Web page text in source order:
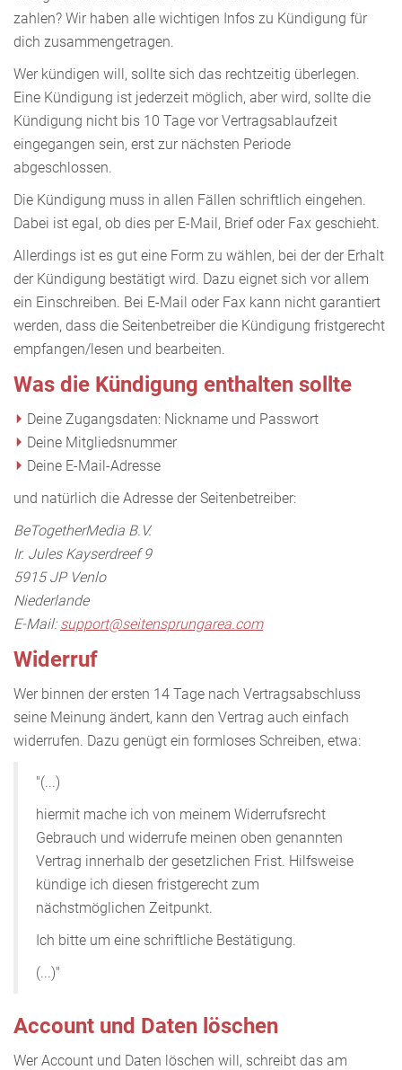
zahlen? Wir haben alle wichtigen Infos zu Kündigung für
dich zusammengetragen.
Wer kündigen will, sollte sich das rechtzeitig überlegen.
Eine Kündigung ist jederzeit möglich, aber wird, sollte die
Kündigung nicht bis 10 Tage vor Vertragsablaufzeit
eingegangen sein, erst zur nächsten Periode
abgeschlossen.
Die Kündigung muss in allen Fällen schriftlich eingehen.
Dabei ist egal, ob dies per E-Mail, Brief oder Fax geschieht.
Allerdings ist es gut eine Form zu wählen, bei der der Erhalt
der Kündigung bestätigt wird. Dazu eignet sich vor allem
ein Einschreiben. Bei E-Mail oder Fax kann nicht garantiert
werden, dass die Seitenbetreiber die Kündigung fristgerecht
empfangen/lesen und bearbeiten.
Was die Kündigung enthalten sollte
Deine Zugangsdaten: Nickname und Passwort
Deine Mitgliedsnummer
Deine E-Mail-Adresse
und natürlich die Adresse der Seitenbetreiber:
BeTogetherMedia B.V.
Ir. Jules Kayserdreef 9
5915 JP Venlo
Niederlande
E-Mail: support@seitensprungarea.com
Widerruf
Wer binnen der ersten 14 Tage nach Vertragsabschluss
seine Meinung ändert, kann den Vertrag auch einfach
widerrufen. Dazu genügt ein formloses Schreiben, etwa:
"(...)
hiermit mache ich von meinem Widerrufsrecht
Gebrauch und widerrufe meinen oben genannten
Vertrag innerhalb der gesetzlichen Frist. Hilfsweise
kündige ich diesen fristgerecht zum
nächstmöglichen Zeitpunkt.
Ich bitte um eine schriftliche Bestätigung.
(...)"
Account und Daten löschen
Wer Account und Daten löschen will, schreibt das am